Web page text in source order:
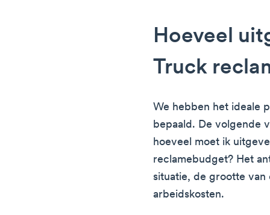
Hoeveel
Truck
We hebben het ideale
bepaald. De volgende
hoeveel moet ik
reclamebudget? Het
situatie, de grootte
arbeidskosten.